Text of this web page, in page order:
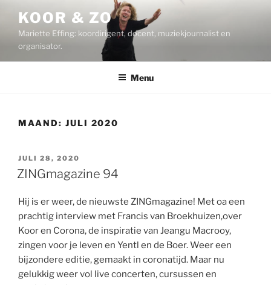
inhoud
KOOR & ZO
Mariette Effing: koordirigent, docent, muziekjournalist en
organisator.
Menu
MAAND: JULI 2020
GEPLAATST
OP
JULI 28, 2020
ZINGmagazine 94
Hij is er weer, de nieuwste ZINGmagazine! Met oa een
prachtig interview met Francis van Broekhuizen,over
Koor en Corona, de inspiratie van Jeangu Macrooy,
zingen voor je leven en Yentl en de Boer. Weer een
bijzondere editie, gemaakt in coronatijd. Maar nu
gelukkig weer vol live concerten, cursussen en